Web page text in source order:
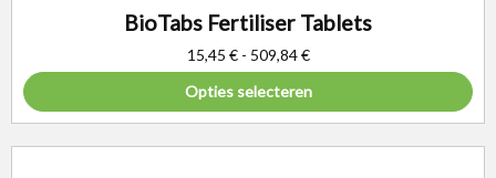
BioTabs Fertiliser Tablets
15,45 € - 509,84€
Opties selecteren